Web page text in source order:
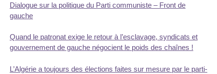
Dialogue sur la politique du Parti communiste – Front de
gauche
Quand le patronat exige le retour à l’esclavage, syndicats et
gouvernement de gauche négocient le poids des chaînes !
L’Algérie a toujours des élections faites sur mesure par le parti-